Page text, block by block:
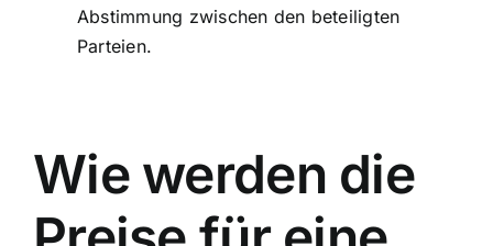
Abstimmung zwischen den beteiligten
Parteien.
Wie werden die